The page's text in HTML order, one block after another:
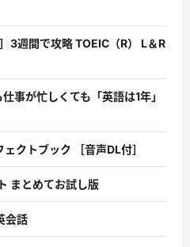
3週間で攻略 TOEIC（R） L＆R
事が忙しくても「英語は1年」
クトブック ［音声DL付］
まとめてお試し版
会話